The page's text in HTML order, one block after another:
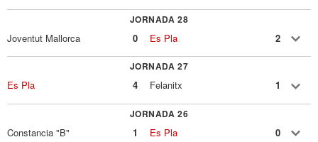
JORNADA 28
Joventut Mallorca 0 Es Pla 2
JORNADA 27
Es Pla 4 Felanitx 1
JORNADA 26
Constancia "B" 1 Es Pla 0